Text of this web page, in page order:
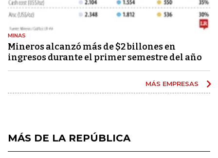
MINAS
Mineros alcanzó más de $2 billones en
ingresos durante el primer semestre del año
MÁS EMPRESAS
MÁS DE LA REPÚBLICA